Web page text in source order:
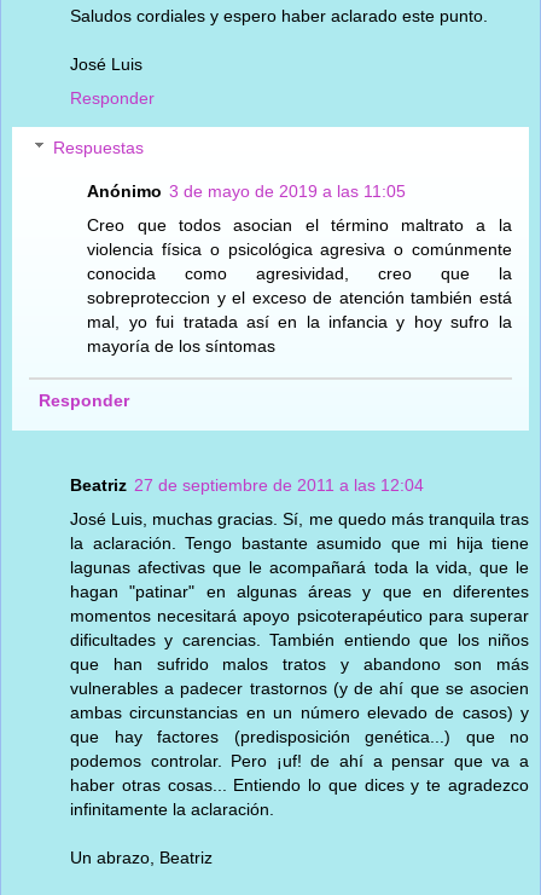
Saludos cordiales y espero haber aclarado este punto.
José Luis
Responder
Respuestas
Anónimo 3 de mayo de 2019 a las 11:05
Creo que todos asocian el término maltrato a la
violencia física o psicológica agresiva o comúnmente
conocida como agresividad, creo que la
sobreproteccion y el exceso de atención también está
mal, yo fui tratada así en la infancia y hoy sufro la
mayoría de los síntomas
Responder
Beatriz 27 de septiembre de 2011 a las 12:04
José Luis, muchas gracias. Sí, me quedo más tranquila tras
la aclaración. Tengo bastante asumido que mi hija tiene
lagunas afectivas que le acompañará toda la vida, que le
hagan "patinar" en algunas áreas y que en diferentes
momentos necesitará apoyo psicoterapéutico para superar
dificultades y carencias. También entiendo que los niños
que han sufrido malos tratos y abandono son más
vulnerables a padecer trastornos (y de ahí que se asocien
ambas circunstancias en un número elevado de casos) y
que hay factores (predisposición genética...) que no
podemos controlar. Pero ¡uf! de ahí a pensar que va a
haber otras cosas... Entiendo lo que dices y te agradezco
infinitamente la aclaración.
Un abrazo, Beatriz